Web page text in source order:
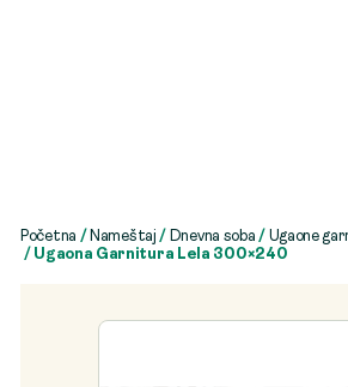
Početna / Nameštaj / Dnevna soba / Ugaone
/ Ugaona Garnitura Lela 300×240